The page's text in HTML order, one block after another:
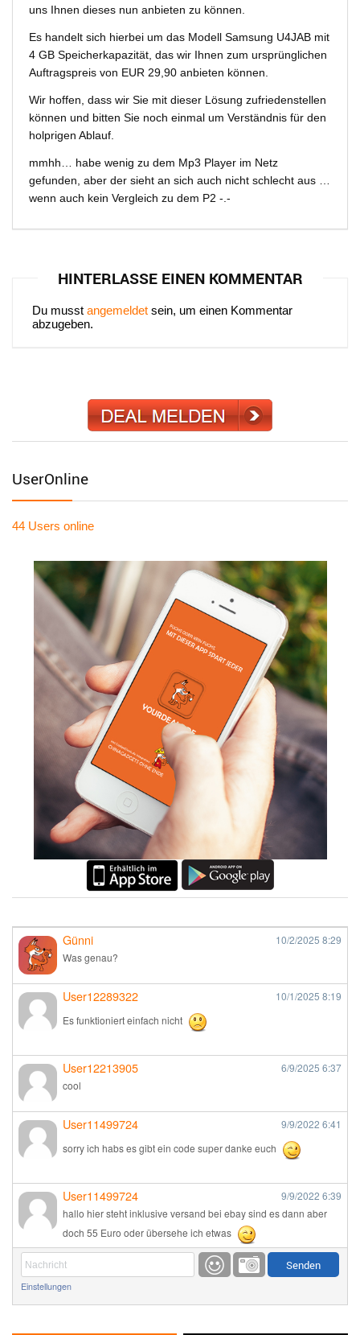
uns Ihnen dieses nun anbieten zu können.
Es handelt sich hierbei um das Modell Samsung U4JAB mit
4 GB Speicherkapazität, das wir Ihnen zum ursprünglichen
Auftragspreis von EUR 29,90 anbieten können.
Wir hoffen, dass wir Sie mit dieser Lösung zufriedenstellen
können und bitten Sie noch einmal um Verständnis für den
holprigen Ablauf.
mmhh… habe wenig zu dem Mp3 Player im Netz
gefunden, aber der sieht an sich auch nicht schlecht aus …
wenn auch kein Vergleich zu dem P2 -.-
HINTERLASSE EINEN KOMMENTAR
Du musst angemeldet sein, um einen Kommentar
abzugeben.
UserOnline
44 Users online
Günni 10/2/2025 8:29
Was genau?
User12289322 10/1/2025 8:19
Es funktioniert einfach nicht
User12213905 6/9/2025 6:37
cool
User11499724 9/9/2022 6:41
sorry ich habs es gibt ein code super danke euch
User11499724 9/9/2022 6:39
hallo hier steht inklusive versand bei ebay sind es dann aber
doch 55 Euro oder übersehe ich etwas
Günni 9/1/20226:17
Einstellungen